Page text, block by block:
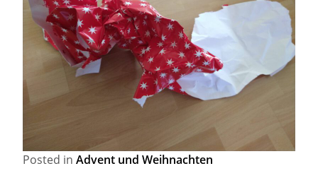
Posted in Advent und Weihnachten